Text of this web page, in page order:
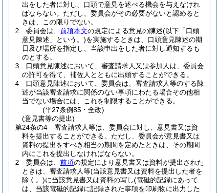
出をした者に対し、口頭で意見を述べる機会を与えなけれ
ばならない。 ただし、委員会がその必要がないと認めると
きは、この限りでない。
2
委員会は、 前項本文の規定による意見の陳述(以下「口頭
意見陳述」という。)を実施するときは、口頭意見陳述の期
日及び場所を指定し、当該申出をした者に対し通知するも
のとする。
3
口頭意見陳述において、審査請求人又は参加人は、委員会
の許可を得て、補佐人とともに出頭することができる。
4
口頭意見陳述において、委員会は、審査請求人等のする陳
述が当該審査請求に関係のない事項にわたる場合その他相
当でない場合には、これを制限することができる。
(平27条例85・全改)
(意見書等の提出)
第24条の4
審査請求人等は、委員会に対し、意見書又は資
料を提出することができる。 ただし、委員会が意見書又は
資料の提出をすべき相当の期間を定めたときは、その期間
内にこれを提出しなければならない。
2
委員会は、 前項の規定により意見書又は資料が提出された
ときは、審査請求人等(当該意見書又は資料を提出した者を
除く。)に当該意見書又は資料の写し(電磁的記録にあって
は、当該電磁的記録に記録された事項を印刷物に出力した